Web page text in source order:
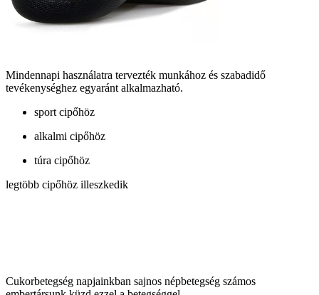
Mindennapi használatra tervezték munkához és szabadidő
tevékenységhez egyaránt alkalmazható.
sport cipőhöz
alkalmi cipőhöz
túra cipőhöz
legtöbb cipőhöz illeszkedik
Cukorbetegség napjainkban sajnos népbetegség számos